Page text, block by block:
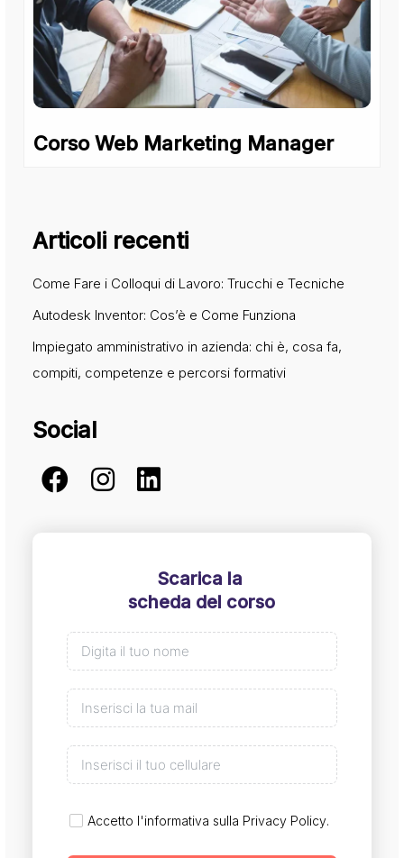
Corso Web Marketing Manager
Articoli recenti
Come Fare i Colloqui di Lavoro: Trucchi e Tecniche
Autodesk Inventor: Cos’è e Come Funziona
Impiegato amministrativo in azienda: chi è, cosa fa,
compiti, competenze e percorsi formativi
Social
Scarica la
scheda del corso
Accetto l'informativa sulla Privacy Policy.